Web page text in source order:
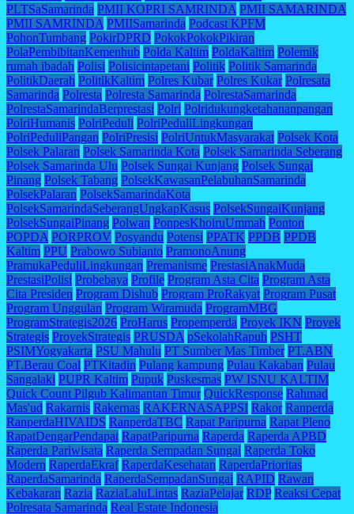
PLTSaSamarinda PMII KOPRI SAMRINDA PMII SAMARINDA
PMII SAMRINDA PMIISamarinda Podcast KPFM
PohonTumbang PokirDPRD PokokPokokPikiran
PolaPembibitanKemenhub Polda Kaltim PoldaKaltim Polemik
rumah ibadah Polisi Polisicintapetani Politik Politik Samarinda
PolitikDaerah PolitikKaltim Polres Kubar Polres Kukar Polresata
Samarinda Polresta Polresta Samarinda PolrestaSamarinda
PolrestaSamarindaBerprestasi Polri Polridukungketahananpangan
PolriHumanis PolriPeduli PolriPeduliLingkungan
PolriPeduliPangan PolriPresisi PolriUntukMasyarakat Polsek Kota
Polsek Palaran Polsek Samarinda Kota Polsek Samarinda Seberang
Polsek Samarinda Ulu Polsek Sungai Kunjang Polsek Sungai
Pinang Polsek Tabang PolsekKawasanPelabuhanSamarinda
PolsekPalaran PolsekSamarindaKota
PolsekSamarindaSeberangUngkapKasus PolsekSungaiKunjang
PolsekSungaiPinang Polwan PonpesKhoiruUmmah Ponton
POPDA PORPROV Posyandu Potensi PPATK PPDB PPDB
Kaltim PPU Prabowo Subianto PramonoAnung
PramukaPeduliLingkungan Premanisme PrestasiAnakMuda
PrestasiPolisi Probebaya Profile Program Asta Cita Program Asta
Cita Presiden Program Dishub Program ProRakyat Program Pusat
Program Unggulan Program Wiramuda ProgramMBG
ProgramStrategis2026 ProHarus Propemperda Proyek IKN Proyek
Strategis ProyekStrategis PRUSDA pSekolahRapuh PSHT
PSIMYogyakarta PSU Mahulu PT Sumber Mas Timber PT.ABN
PT.Berau Coal PTKitadin Pulang kampung Pulau Kakaban Pulau
Sangalaki PUPR Kaltim Pupuk Puskesmas PW ISNU KALTIM
Quick Count Pilgub Kalimantan Timur QuickResponse Rahmad
Mas'ud Rakarnis Rakernas RAKERNASAPPSI Rakor Ranperda
RanperdaHIVAIDS RanperdaTBC Rapat Paripurna Rapat Pleno
RapatDengarPendapat RapatParipurna Raperda Raperda APBD
Raperda Pariwisata Raperda Sempadan Sungai Raperda Toko
Modern RaperdaEkraf RaperdaKesehatan RaperdaPrioritas
RaperdaSamarinda RaperdaSempadanSungai RAPID Rawan
Kebakaran Razia RaziaLaluLintas RaziaPelajar RDP Reaksi Cepat
Polresata Samarinda Real Estate Indonesia